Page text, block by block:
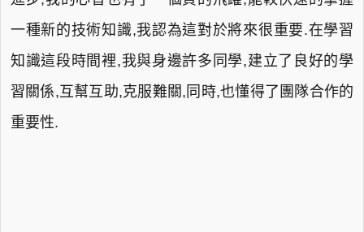
一種新的技術知識,我認為這對於將來很重要.在學習
知識這段時間裡,我與身邊許多同學,建立了良好的學
習關係,互幫互助,克服難關,同時,也懂得了團隊合作的
重要性.